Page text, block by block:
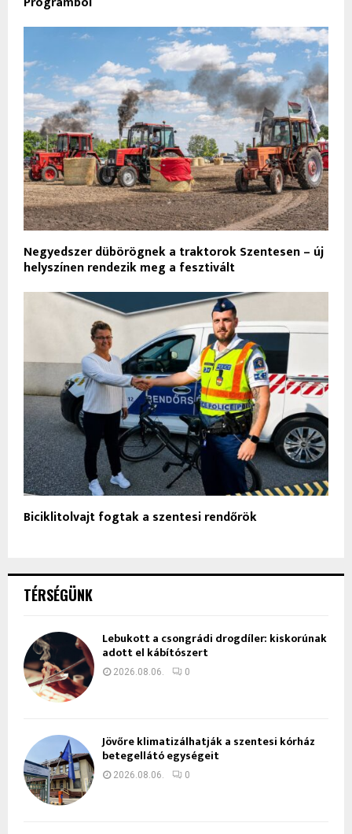
Negyedszer dübörögnek a traktorok Szentesen – új
helyszínen rendezik meg a fesztivált
Biciklitolvajt fogtak a szentesi rendőrök
TÉRSÉGÜNK
Lebukott a csongrádi drogdíler: kiskorúnak
adott el kábítószert
2026.08.06. 0
Jövőre klimatizálhatják a szentesi kórház
betegellátó egységeit
2026.08.06. 0